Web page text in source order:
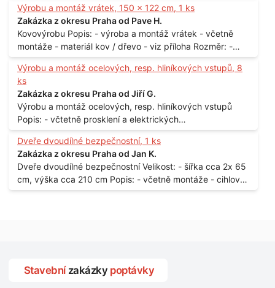
Praha
Výrobu a montáž vrátek, 150 x 122 cm, 1 ks
Zakázka z okresu Praha od Pave H.
Kovovýrobu Popis: - výroba a montáž vrátek - včetně
montáže - materiál kov / dřevo - viz příloha Rozměr: -
150 x 122 cm Lokalita: - Senohraby Nabídky na e-mail.
Výrobu a montáž ocelových, resp. hliníkových vstupů, 8
ks
Zakázka z okresu Praha od Jiří G.
Výrobu a montáž ocelových, resp. hliníkových vstupů
Popis: - včtetně prosklení a elektrických
samozamýkacích zámků pro panelový dům - jedná se o
vchodové dveře umístěné v zarámovaném a proskleném
portálu - předmětem dodávky bude i demontáž
stávajících a už nevyhovujících prosklených,
umělohmotných vstupů Množství: - 8 ks Lokalita: - 7, 9,
Dveře dvoudílné bezpečnostní, 1 ks
Zakázka z okresu Praha od Jan K.
Dveře dvoudílné bezpečnostní Velikost: - šířka cca 2x 65
cm, výška cca 210 cm Popis: - včetně montáže - cihlový
dům, 2. patro - vchod z chodby - rozměry bez zárubní
Stavební zakázky poptávky